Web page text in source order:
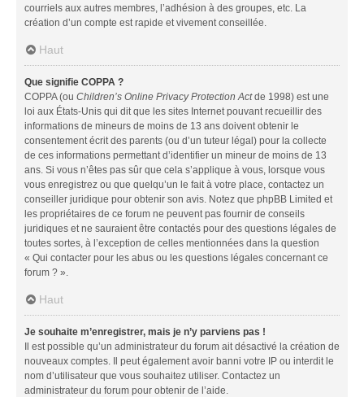
courriels aux autres membres, l’adhésion à des groupes, etc. La
création d’un compte est rapide et vivement conseillée.
Haut
Que signifie COPPA ?
COPPA (ou Children’s Online Privacy Protection Actde 1998) est une
loi aux États-Unis qui dit que les sites Internet pouvant recueillir des
informations de mineurs de moins de 13 ans doivent obtenir le
consentement écrit des parents (ou d’un tuteur légal) pour la collecte
de ces informations permettant d’identifier un mineur de moins de 13
ans. Si vous n’êtes pas sûr que cela s’applique à vous, lorsque vous
vous enregistrez ou que quelqu’un le fait à votre place, contactez un
conseiller juridique pour obtenir son avis. Notez que phpBB Limited et
les propriétaires de ce forum ne peuvent pas fournir de conseils
juridiques et ne sauraient être contactés pour des questions légales de
toutes sortes, à l’exception de celles mentionnées dans la question
« Qui contacter pour les abus ou les questions légales concernant ce
forum ? ».
Haut
Je souhaite m’enregistrer, mais je n’y parviens pas !
Il est possible qu’un administrateur du forum ait désactivé la création de
nouveaux comptes. Il peut également avoir banni votre IP ou interdit le
nom d’utilisateur que vous souhaitez utiliser. Contactez un
administrateur du forum pour obtenir de l’aide.